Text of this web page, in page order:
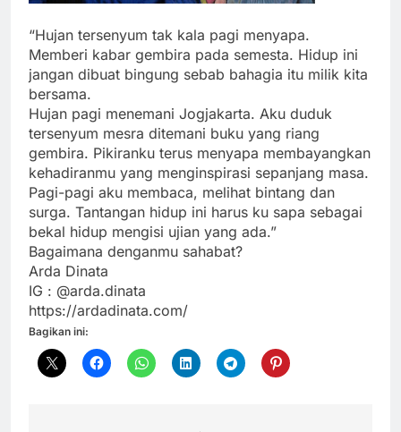
“Hujan tersenyum tak kala pagi menyapa.
Memberi kabar gembira pada semesta. Hidup ini
jangan dibuat bingung sebab bahagia itu milik kita
bersama.
Hujan pagi menemani Jogjakarta. Aku duduk
tersenyum mesra ditemani buku yang riang
gembira. Pikiranku terus menyapa membayangkan
kehadiranmu yang menginspirasi sepanjang masa.
Pagi-pagi aku membaca, melihat bintang dan
surga. Tantangan hidup ini harus ku sapa sebagai
bekal hidup mengisi ujian yang ada.”
Bagaimana denganmu sahabat?
Arda Dinata
IG : @arda.dinata
https://ardadinata.com/
Bagikan ini: